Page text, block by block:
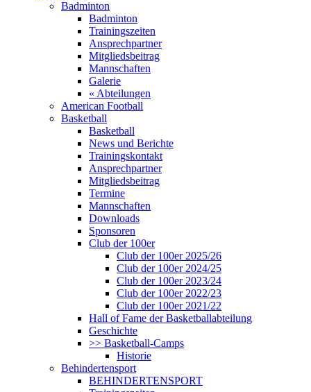
Badminton
Badminton
Trainingszeiten
Ansprechpartner
Mitgliedsbeitrag
Mannschaften
Galerie
« Abteilungen
American Football
Basketball
Basketball
News und Berichte
Trainingskontakt
Ansprechpartner
Mitgliedsbeitrag
Termine
Mannschaften
Downloads
Sponsoren
Club der 100er
Club der 100er 2025/26
Club der 100er 2024/25
Club der 100er 2023/24
Club der 100er 2022/23
Club der 100er 2021/22
Hall of Fame der Basketballabteilung
Geschichte
>> Basketball-Camps
Historie
Behindertensport
BEHINDERTENSPORT